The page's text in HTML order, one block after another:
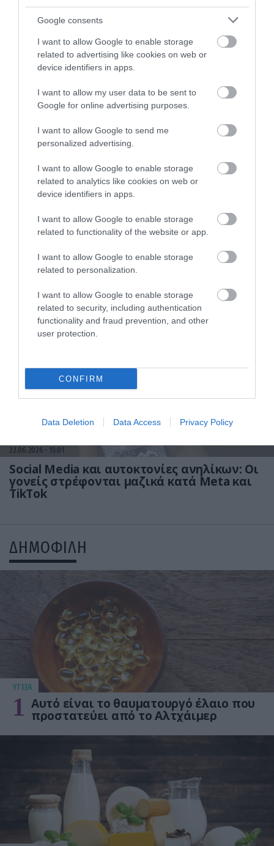
Google consents
I want to allow Google to enable storage
related to advertising like cookies on web or
device identifiers in apps.
I want to allow my user data to be sent to
Google for online advertising purposes.
I want to allow Google to send me
personalized advertising.
I want to allow Google to enable storage
related to analytics like cookies on web or
device identifiers in apps.
I want to allow Google to enable storage
related to functionality of the website or app.
I want to allow Google to enable storage
related to personalization.
I want to allow Google to enable storage
related to security, including authentication
functionality and fraud prevention, and other
user protection.
CONFIRM
Data Deletion Data Access Privacy Policy
Φωτογραφία: Η αλλαγή στο look της Έμα
Στόουν δεν πέρασε απαρατήρητη –
«Δείχνει 10 χρόνια νεότερη» γράφουν στα
15:01
παρουσιάστρια ήρθε στην Ελλάδα & έδειξε
τι της έκανε ο ήλιος – «Με κατέστρεψε»
(βίντεο)
22.06.2026 15:01
Social Media και αυτοκτονίες ανηλίκων: Οι
γονείς στρέφονται μαζικά κατά Meta και
TikTok
ΔΗΜΟΦΙΛΗ
ΥΓΕΙΑ
1 Αυτό είναι το θαυματουργό έλαιο που
προστατεύει από το Αλτχάιμερ